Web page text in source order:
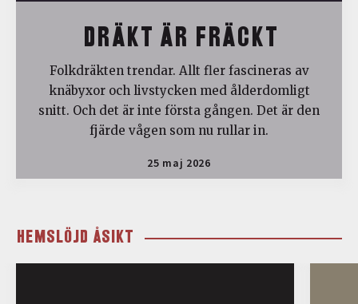
DRÄKT ÄR FRÄCKT
Folkdräkten trendar. Allt fler fascineras av
knäbyxor och livstycken med ålderdomligt
snitt. Och det är inte första gången. Det är den
fjärde vågen som nu rullar in.
25 maj 2026
HEMSLÖJD ÅSIKT